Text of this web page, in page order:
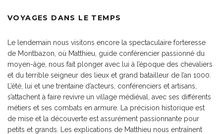
VOYAGES DANS LE TEMPS
Le lendemain nous visitons encore la spectaculaire forteresse
de Montbazon, où Matthieu, guide conférencier passionné du
moyen-âge, nous fait plonger avec lui à l’époque des chevaliers
et du terrible seigneur des lieux et grand batailleur de l’an 1000.
L’été, lui et une trentaine d’acteurs, conférenciers et artisans,
s’attachent à faire revivre un village médiéval, avec ses différents
métiers et ses combats en armure. La précision historique est
de mise et la découverte est assurément passionnante pour
petits et grands. Les explications de Matthieu nous entraînent